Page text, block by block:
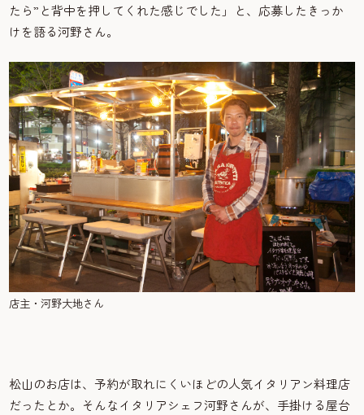
たら”と背中を押してくれた感じでした」と、応募したきっか
けを語る河野さん。
店主・河野大地さん
松山のお店は、予約が取れにくいほどの人気イタリアン料理店
だったとか。そんなイタリアシェフ河野さんが、手掛ける屋台